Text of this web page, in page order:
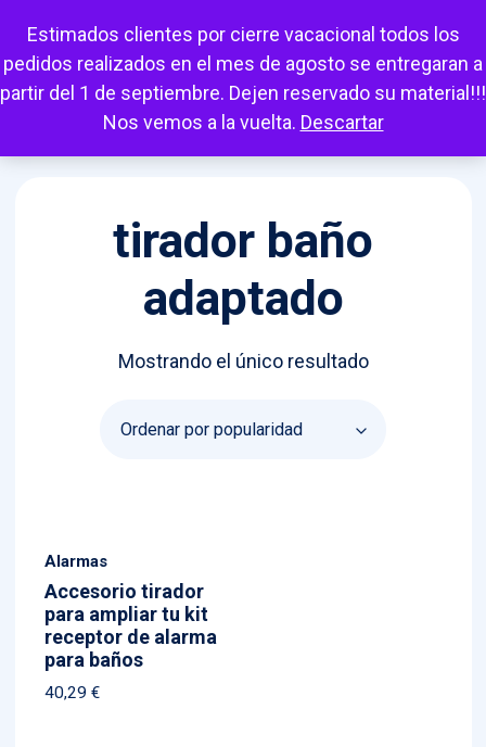
Estimados clientes por cierre vacacional todos los
pedidos realizados en el mes de agosto se entregaran a
partir del 1 de septiembre. Dejen reservado su material!!!
Nos vemos a la vuelta. Descartar
Mi cuenta Carrito Favoritos Escuchar
tirador baño
adaptado
Mostrando el único resultado
Alarmas
Accesorio tirador
para ampliar tu kit
receptor de alarma
para baños
40,29€